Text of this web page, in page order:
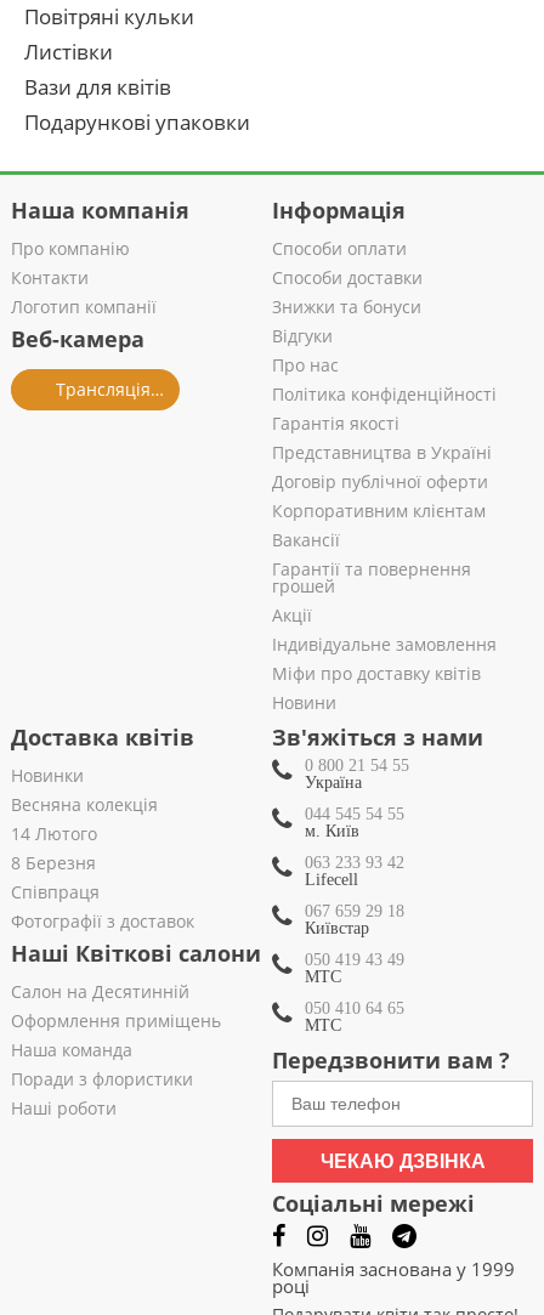
Повітряні кульки
Листівки
Вази для квітів
Подарункові упаковки
Наша компанія
Про компанію
Контакти
Логотип компанії
Веб-камера
Трансляція із салону
Інформація
Способи оплати
Способи доставки
Знижки та бонуси
Відгуки
Про нас
Політика конфіденційності
Гарантія якості
Представництва в Україні
Договір публічної оферти
Корпоративним клієнтам
Вакансії
Гарантії та повернення
грошей
Акції
Індивідуальне замовлення
Міфи про доставку квітів
Новини
Доставка квітів
Новинки
Весняна колекція
14 Лютого
8 Березня
Співпраця
Фотографії з доставок
Наші Квіткові салони
Салон на Десятинній
Оформлення приміщень
Наша команда
Поради з флористики
Наші роботи
Зв'яжіться з нами
0 800 21 54 55
Україна
044 545 54 55
м. Київ
063 233 93 42
Lifecell
067 659 29 18
Київстар
050 419 43 49
МТС
050 410 64 65
МТС
Передзвонити вам ?
ЧЕКАЮ ДЗВІНКА
Соціальні мережі
Компанія заснована у 1999
році